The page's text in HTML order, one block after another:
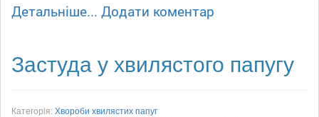
Детальніше... Додати коментар
Застуда у хвилястого папугу
Категорія: Хвороби хвилястих папуг